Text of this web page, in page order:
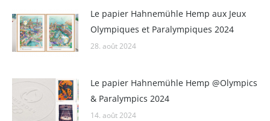
Le papier Hahnemühle Hemp aux Jeux
Olympiques et Paralympiques 2024
28. août 2024
Le papier Hahnemühle Hemp @Olympics
& Paralympics 2024
14. août 2024